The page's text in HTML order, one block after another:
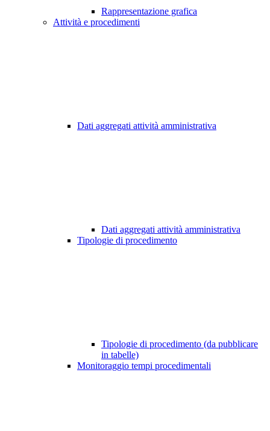
Rappresentazione grafica
Attività e procedimenti
Dati aggregati attività amministrativa
Dati aggregati attività amministrativa
Tipologie di procedimento
Tipologie di procedimento (da pubblicare
in tabelle)
Monitoraggio tempi procedimentali